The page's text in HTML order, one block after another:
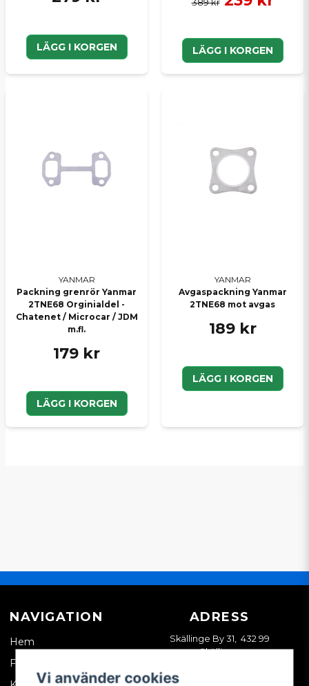
LÄGG I KORGEN LÄGG I KORGEN
YANMAR
Packning grenrör Yanmar
2TNE68 Orginialdel -
Chatenet / Microcar / JDM
m.fl.
179 kr
LÄGG I KORGEN
YANMAR
Avgaspackning Yanmar
2TNE68 mot avgas
189 kr
LÄGG I KORGEN
NAVIGATION
Hem
Företagskund
ADRESS
Skällinge By 31, 432 99
Skällinge
Vi använder cookies